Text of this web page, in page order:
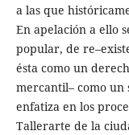
a las que
En apelación a ello
popular, de
ésta como un
mercantil– como un
enfatiza en los
Tallerarte de la